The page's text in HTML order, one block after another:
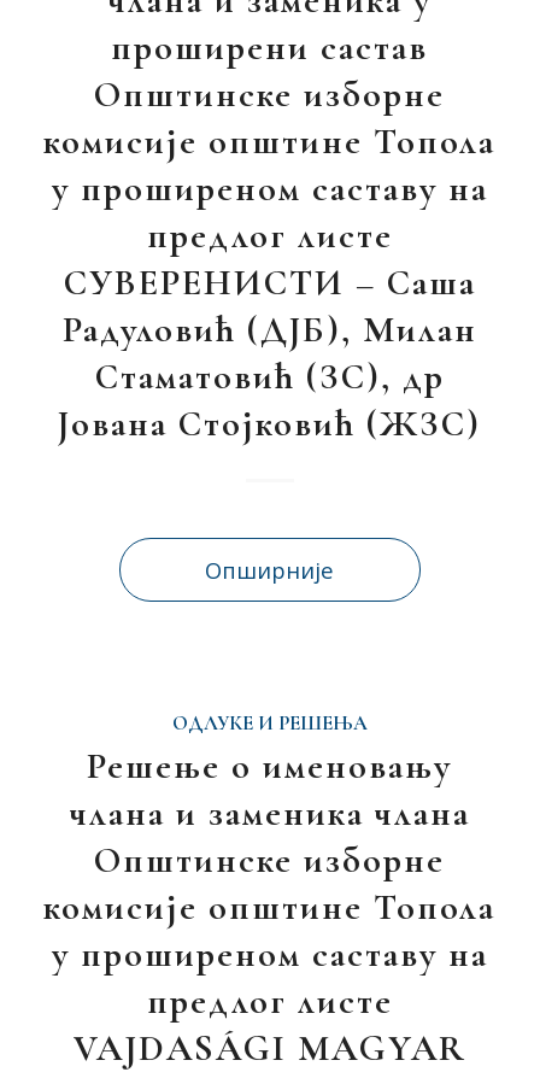
проширени састав
Општинске изборне
комисије општине Топола
у проширеном саставу на
предлог листе
СУВЕРЕНИСТИ – Саша
Радуловић (ДЈБ), Милан
Стаматовић (ЗС), др
Јована Стојковић (ЖЗС)
Опширније
ОДЛУКЕ И РЕШЕЊА
Решење о именовању
члана и заменика члана
Општинске изборне
комисије општине Топола
у проширеном саставу на
предлог листе
VAJDASÁGI MAGYAR